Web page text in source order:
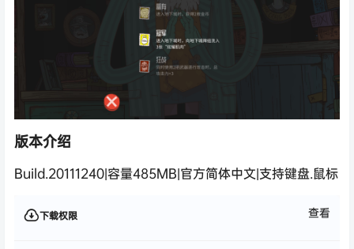
版本介绍
Build.20111240|容量485MB|官方简体中文|支持键盘.鼠标
下载权限 查看